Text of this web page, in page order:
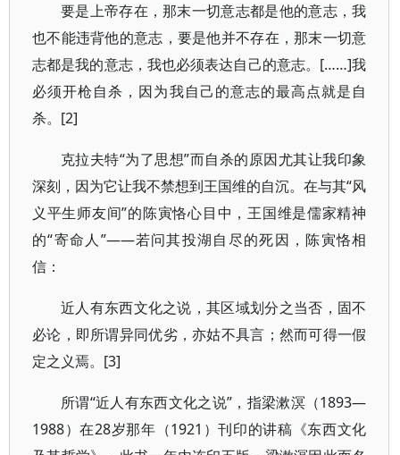
要是上帝存在，那末一切意志都是他的意志，我
也不能违背他的意志，要是他并不存在，那末一切意
志都是我的意志，我也必须表达自己的意志。[……]我
必须开枪自杀，因为我自己的意志的最高点就是自
杀。[2]
克拉夫特“为了思想”而自杀的原因尤其让我印象
深刻，因为它让我不禁想到王国维的自沉。在与其“风
义平生师友间”的陈寅恪心目中，王国维是儒家精神
的“寄命人”——若问其投湖自尽的死因，陈寅恪相
信：
近人有东西文化之说，其区域划分之当否，固不
必论，即所谓异同优劣，亦姑不具言；然而可得一假
定之义焉。[3]
所谓“近人有东西文化之说”，指梁漱溟（1893—
1988）在28岁那年（1921）刊印的讲稿《东西文化